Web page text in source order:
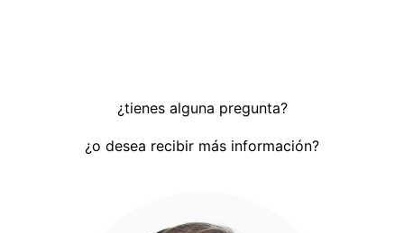
¿tienes alguna pregunta?
¿o desea recibir más información?